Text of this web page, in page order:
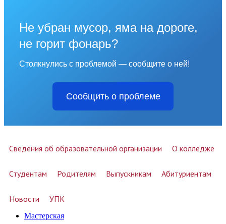
Не убран мусор, яма на дороге,
не горит фонарь?
Столкнулись с проблемой — сообщите о ней!
Сообщить о проблеме
Сведения об образовательной организации О колледже
Студентам Родителям Выпускникам Абитуриентам
Новости УПК
Мастерская